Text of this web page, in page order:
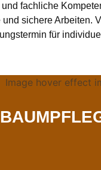
und fachliche
und sichere Arbeiten.
für